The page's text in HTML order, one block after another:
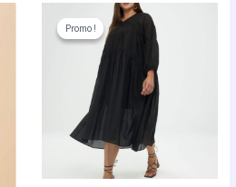
Promo !
Promo !
Le
prix
initial
était :